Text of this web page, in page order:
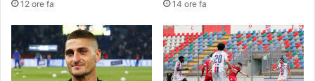
12 ore fa 14 ore fa